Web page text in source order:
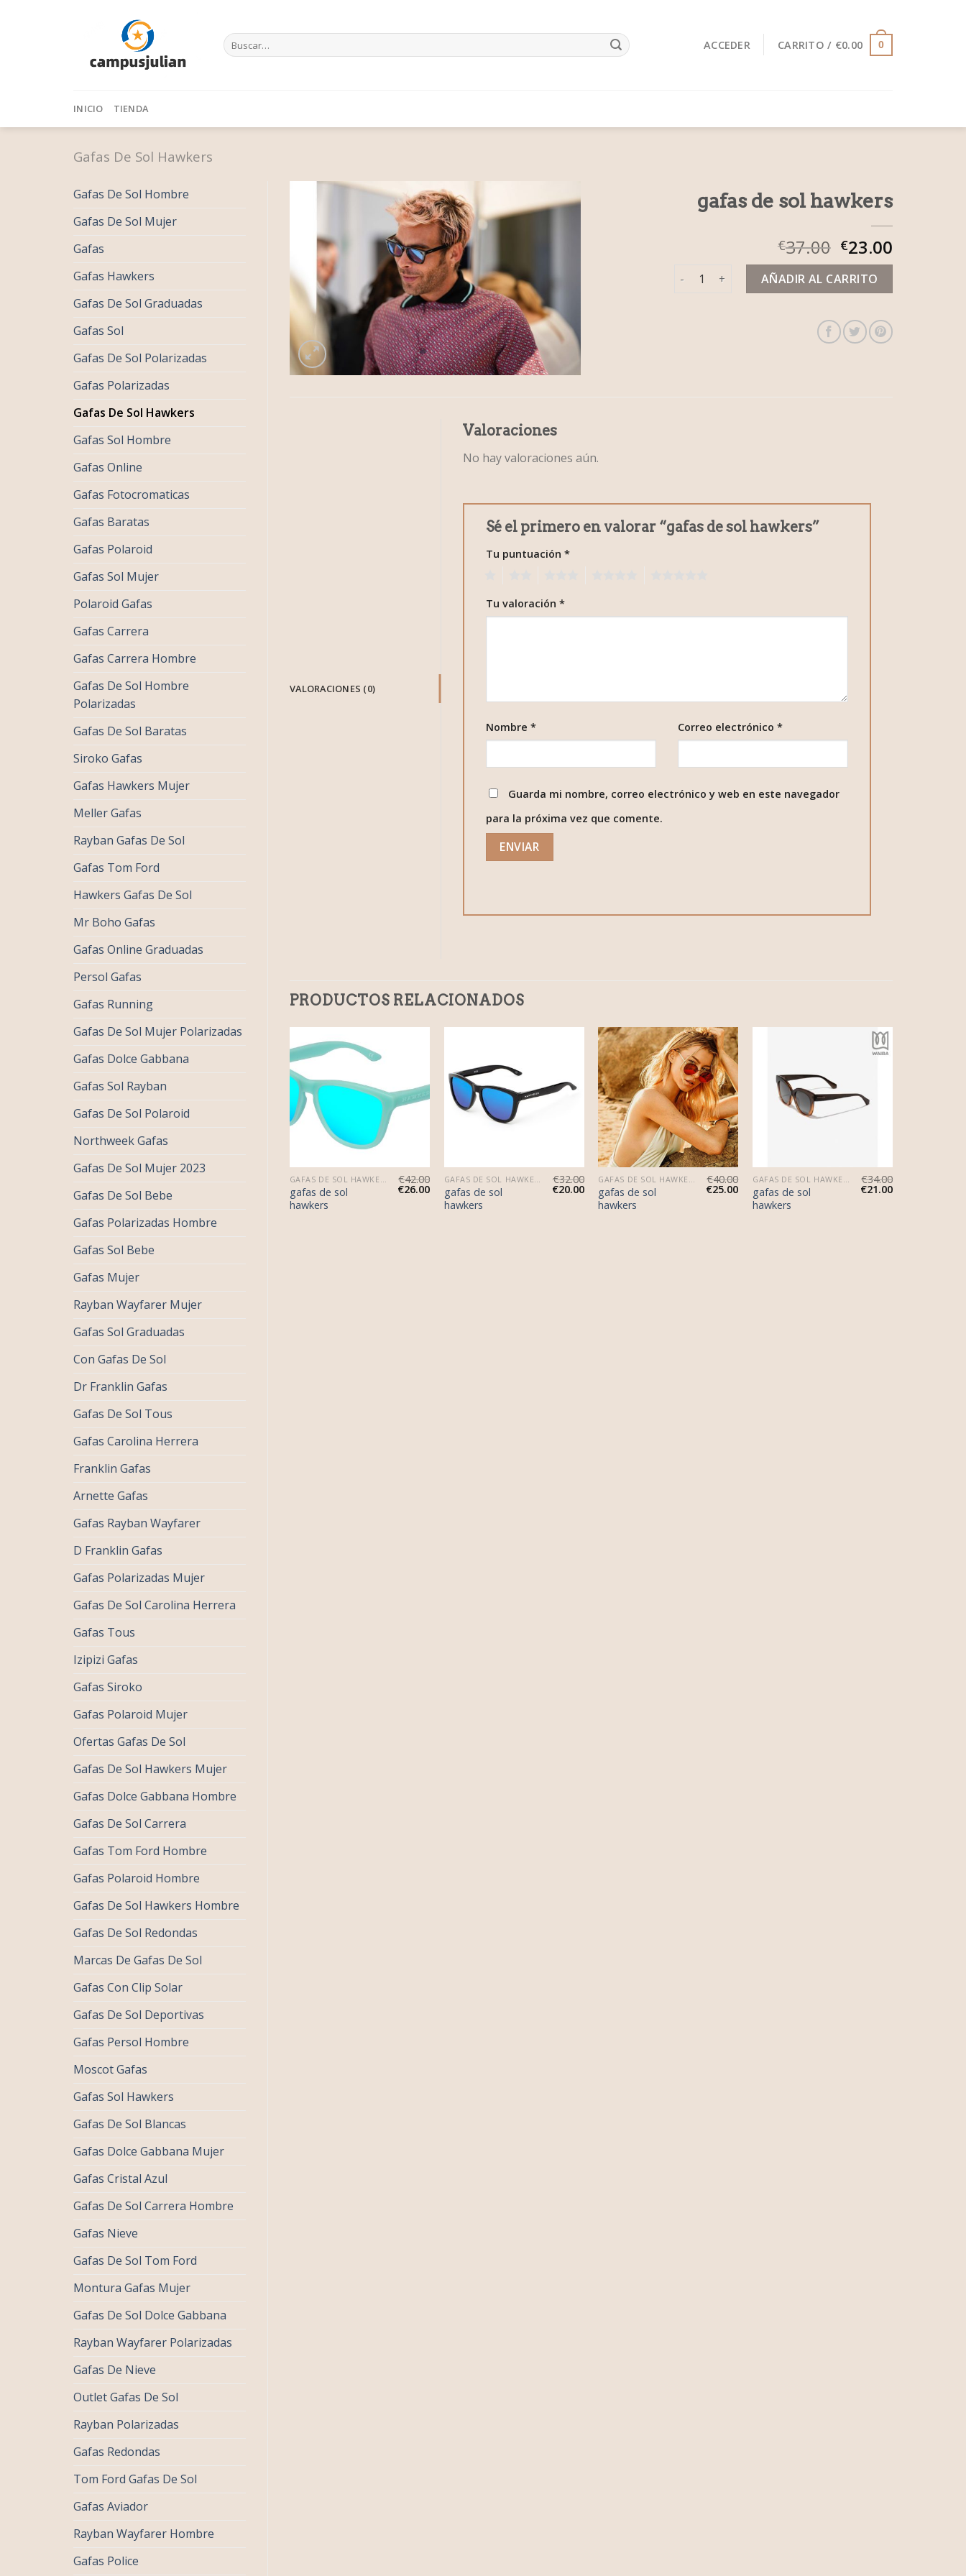
Buscar
por:
ACCEDER CARRITO / €0.00 0
INICIO TIENDA
Gafas De Sol Hawkers
Gafas De Sol Hombre
Gafas De Sol Mujer
Gafas
Gafas Hawkers
Gafas De Sol Graduadas
Gafas Sol
Gafas De Sol Polarizadas
Gafas Polarizadas
Gafas De Sol Hawkers
Gafas Sol Hombre
Gafas Online
Gafas Fotocromaticas
Gafas Baratas
Gafas Polaroid
Gafas Sol Mujer
Polaroid Gafas
Gafas Carrera
Gafas Carrera Hombre
Gafas De Sol Hombre
Polarizadas
Gafas De Sol Baratas
Siroko Gafas
Gafas Hawkers Mujer
Meller Gafas
Rayban Gafas De Sol
Gafas Tom Ford
Hawkers Gafas De Sol
Mr Boho Gafas
Gafas Online Graduadas
Persol Gafas
Gafas Running
Gafas De Sol Mujer Polarizadas
Gafas Dolce Gabbana
Gafas Sol Rayban
Gafas De Sol Polaroid
Northweek Gafas
Gafas De Sol Mujer 2023
Gafas De Sol Bebe
Gafas Polarizadas Hombre
Gafas Sol Bebe
Gafas Mujer
Rayban Wayfarer Mujer
Gafas Sol Graduadas
Con Gafas De Sol
Dr Franklin Gafas
Gafas De Sol Tous
Gafas Carolina Herrera
Franklin Gafas
Arnette Gafas
Gafas Rayban Wayfarer
D Franklin Gafas
Gafas Polarizadas Mujer
Gafas De Sol Carolina Herrera
Gafas Tous
Izipizi Gafas
Gafas Siroko
Gafas Polaroid Mujer
Ofertas Gafas De Sol
Gafas De Sol Hawkers Mujer
Gafas Dolce Gabbana Hombre
Gafas De Sol Carrera
Gafas Tom Ford Hombre
Gafas Polaroid Hombre
Gafas De Sol Hawkers Hombre
Gafas De Sol Redondas
Marcas De Gafas De Sol
Gafas Con Clip Solar
Gafas De Sol Deportivas
Gafas Persol Hombre
Moscot Gafas
Gafas Sol Hawkers
Gafas De Sol Blancas
Gafas Dolce Gabbana Mujer
Gafas Cristal Azul
Gafas De Sol Carrera Hombre
Gafas Nieve
Gafas De Sol Tom Ford
Montura Gafas Mujer
Gafas De Sol Dolce Gabbana
Rayban Wayfarer Polarizadas
Gafas De Nieve
Outlet Gafas De Sol
Rayban Polarizadas
Gafas Redondas
Tom Ford Gafas De Sol
Gafas Aviador
Rayban Wayfarer Hombre
Gafas Police
gafas de sol hawkers
€37.00 €23.00
gafas de sol hawkers cantidad
AÑADIR AL CARRITO
VALORACIONES (0)
Valoraciones
No hay valoraciones aún.
Sé el primero en valorar “gafas de sol hawkers”
Tu puntuación *
Tu valoración *
Nombre * Correo electrónico *
Guarda mi nombre, correo electrónico y web en este navegador
para la próxima vez que comente.
PRODUCTOS RELACIONADOS
GAFAS DE SOL HAWKERS
gafas de sol
hawkers
€42.00
€26.00
GAFAS DE SOL HAWKERS
gafas de sol
hawkers
€32.00
€20.00
GAFAS DE SOL HAWKERS
gafas de sol
hawkers
€40.00
€25.00
GAFAS DE SOL HAWKERS
gafas de sol
hawkers
€34.00
€21.00
€ 26.00
gafas de sol